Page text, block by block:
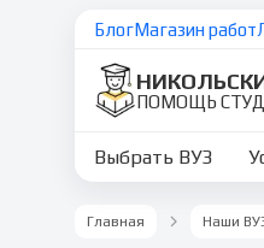
БлогМагазин работ
ПОМОЩЬ
Выбрать ВУЗ
Главная Наши